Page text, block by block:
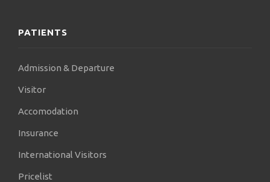
ΛΟΥΚΑΣ».
PATIENTS
Admission & Departure
Visitor
Accomodation
Insurance
International Visitors
Pricelist